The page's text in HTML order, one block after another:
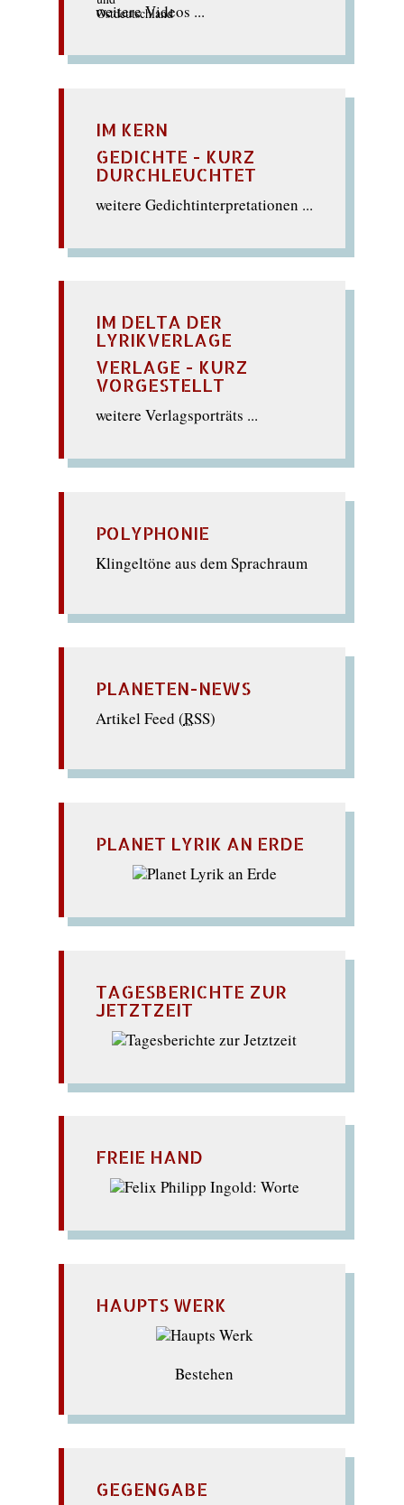
weitere Videos ...
IM KERN
GEDICHTE - KURZ
DURCHLEUCHTET
weitere Gedichtinterpretationen ...
IM DELTA DER
LYRIKVERLAGE
VERLAGE - KURZ
VORGESTELLT
weitere Verlagsporträts ...
POLYPHONIE
Klingeltöne aus dem Sprachraum
PLANETEN-NEWS
Artikel Feed (RSS)
PLANET LYRIK AN ERDE
TAGESBERICHTE ZUR
JETZTZEIT
FREIE HAND
HAUPTS WERK
Bestehen
GEGENGABE